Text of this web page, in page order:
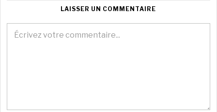
LAISSER UN COMMENTAIRE